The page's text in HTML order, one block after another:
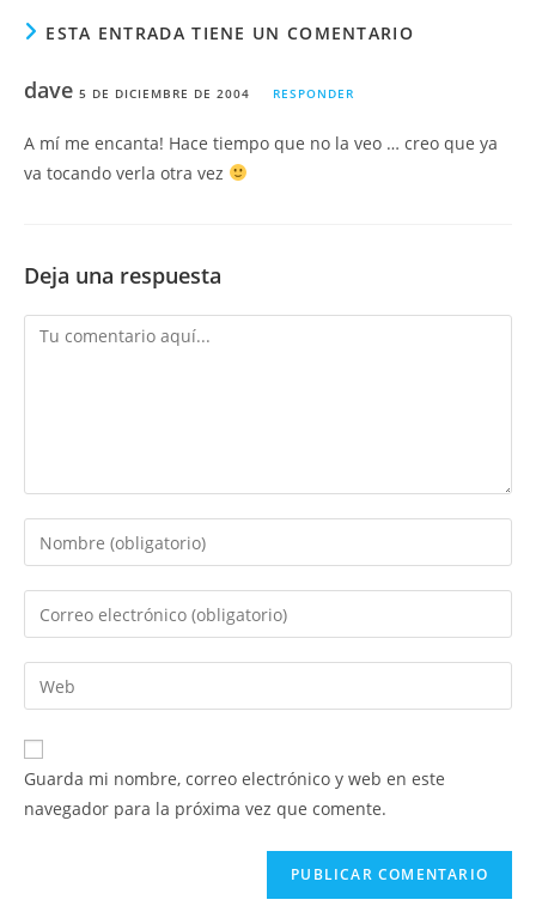
ESTA ENTRADA TIENE UN COMENTARIO
dave 5 DE DICIEMBRE DE 2004 RESPONDER
A mí me encanta! Hace tiempo que no la veo … creo que ya
va tocando verla otra vez
Deja una respuesta
Comentario
Introduce
tu
nombre
de
usuario
para
comentar
Introduce
tu
dirección
de
electrónico
para
comentar
Introduce
la
URL
de
Guarda mi nombre, correo electrónico y web en este
navegador para la próxima vez que comente.